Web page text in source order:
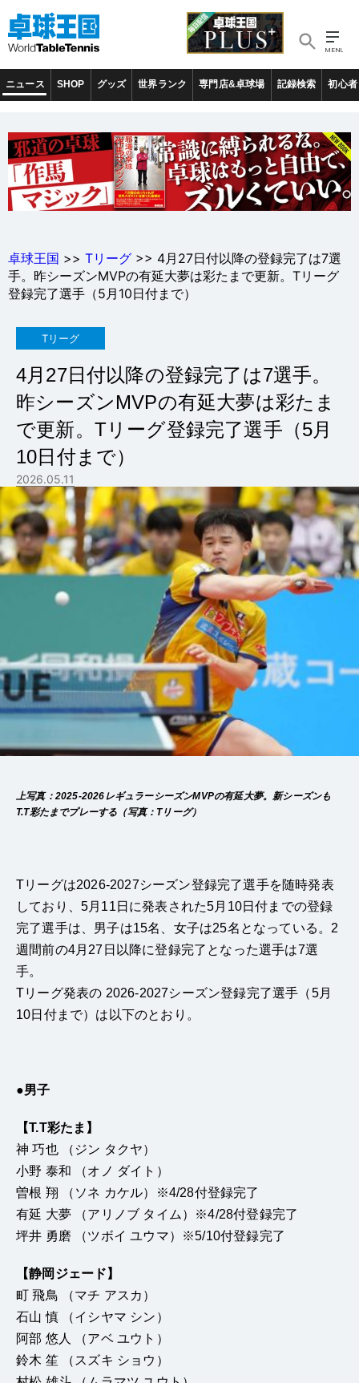
ニュース SHOP グッズ 世界ランク 専門店&卓球場 記録検索 初心者
卓球王国 >> Tリーグ >> 4月27日付以降の登録完了は7選
手。昨シーズンMVPの有延大夢は彩たまで更新。Tリーグ
登録完了選手（5月10日付まで）
Tリーグ
4月27日付以降の登録完了は7選手。
昨シーズンMVPの有延大夢は彩たま
で更新。Tリーグ登録完了選手（5月
10日付まで）
2026.05.11
上写真：2025-2026レギュラーシーズンMVPの有延大夢。新シーズンも
T.T彩たまでプレーする（写真：Tリーグ）
Tリーグは2026-2027シーズン登録完了選手を随時発表
しており、5月11日に発表された5月10日付までの登録
完了選手は、男子は15名、女子は25名となっている。2
週間前の4月27日以降に登録完了となった選手は7選
手。
Tリーグ発表の 2026-2027シーズン登録完了選手（5月
10日付まで）は以下のとおり。
●男子
【T.T彩たま】
神 巧也 （ジン タクヤ）
小野 泰和 （オノ ダイト）
曽根 翔 （ソネ カケル）※4/28付登録完了
有延 大夢 （アリノブ タイム）※4/28付登録完了
坪井 勇磨 （ツボイ ユウマ）※5/10付登録完了
【静岡ジェード】
町 飛鳥 （マチ アスカ）
石山 慎 （イシヤマ シン）
阿部 悠人 （アベ ユウト）
鈴木 笙 （スズキ ショウ）